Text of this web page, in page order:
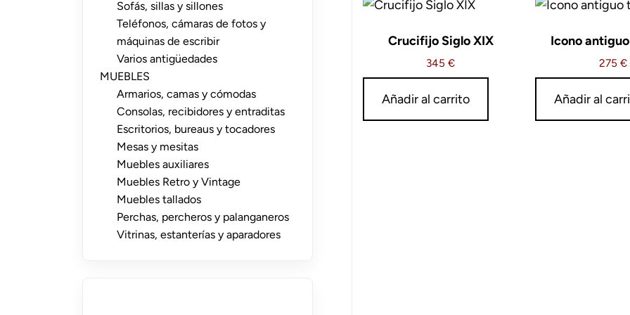
Crucifijo Siglo XIX
345 €
Añadir al carrito
Icono
275 €
Añadir al
Sofás, sillas y sillones
Teléfonos, cámaras de fotos y
máquinas de escribir
Varios antigüedades
MUEBLES
Armarios, camas y cómodas
Consolas, recibidores y entraditas
Escritorios, bureaus y tocadores
Mesas y mesitas
Muebles auxiliares
Muebles Retro y Vintage
Muebles tallados
Perchas, percheros y palanganeros
Vitrinas, estanterías y aparadores